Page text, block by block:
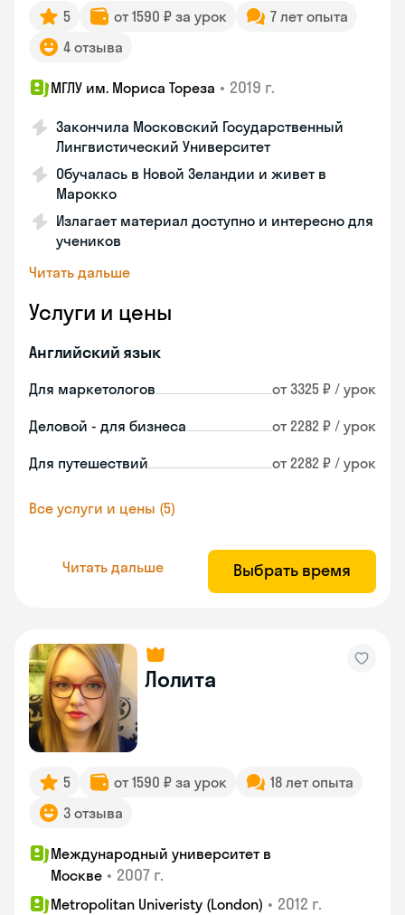
5 от 1590 ₽ за урок
7 лет опыта
4 отзыва
МГЛУ им. Мориса Тореза • 2019 г.
Закончила Московский Государственный
Лингвистический Университет
Обучалась в Новой Зеландии и живет в
Марокко
Излагает материал доступно и интересно для
учеников
Читать дальше
Услуги и цены
Английский язык
Для маркетологов от 3325 ₽ / урок
Деловой - для бизнеса от 2282 ₽ / урок
Для путешествий от 2282 ₽ / урок
Все услуги и цены (5)
Читать дальше Выбрать время
Лолита
5 от 1590 ₽ за урок
18 лет опыта
3 отзыва
Международный университет в
Москве • 2007 г.
Metropolitan Univeristy (London) • 2012 г.